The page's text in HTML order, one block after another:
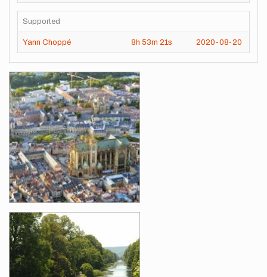
Supported
Yann Choppé 8h 53m 21s 2020-08-20
Images